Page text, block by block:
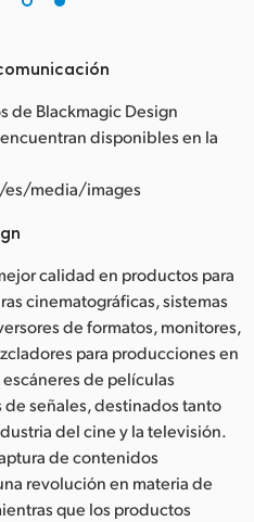
de Blackmagic Design
disponibles en la
media/images
calidad en productos para
cinematográficas, sistemas
de formatos, monitores,
para producciones en
de películas
de señales, destinados tanto
del cine y la televisión.
de contenidos
revolución en materia de
que los productos